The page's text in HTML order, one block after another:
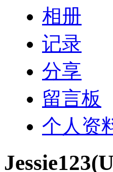
相册
记录
分享
留言板
个人资
Jessie123